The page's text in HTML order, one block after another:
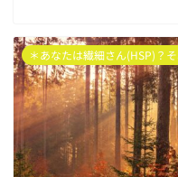
＊あなたは繊細さん(HSP)？